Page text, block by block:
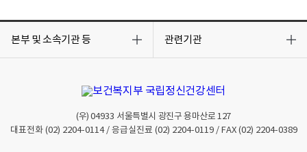
본부 및 소속기관 등
기
관련기관
기
(우)04933 서울특별시 광진구 용마산로 127
대표전화 (02) 2204-0114/ 응급실진료 (02) 2204-0119/ FAX (02) 2204-0389